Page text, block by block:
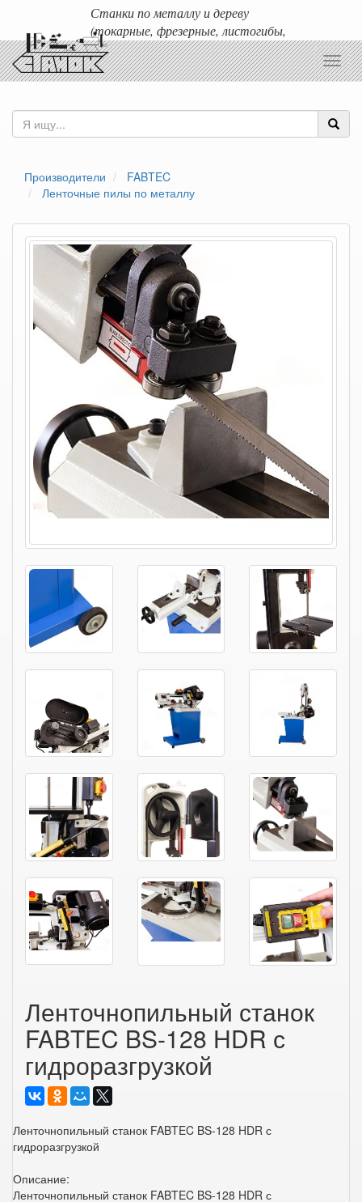
Станки по металлу и дереву
(токарные, фрезерные, листогибы,
гильотины и т.д.)
Доставка любых станков по России и ближнему зарубежью.
Производители
FABTEC
Ленточные пилы по металлу
Ленточнопильный станок
FABTEC BS-128 HDR с
гидроразгрузкой
Ленточнопильный станок FABTEC BS-128 HDR с
гидроразгрузкой
Описание:
Ленточнопильный станок FABTEC BS-128 HDR с